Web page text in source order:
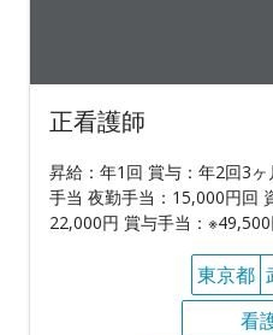
正看護師
昇給：年1回 賞与：年2回3
手当 夜勤手当：15,000円回
22,000円 賞与手当：
東京都
看